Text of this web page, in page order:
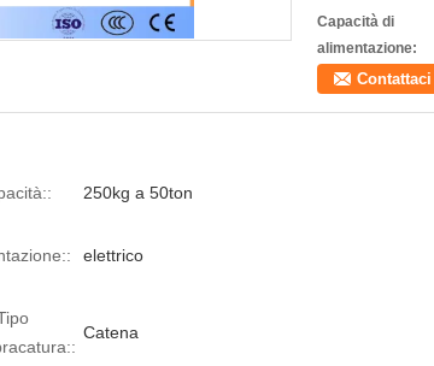
Capacità di
alimentazione:
Contattaci
250kg a 50ton
elettrico
Catena